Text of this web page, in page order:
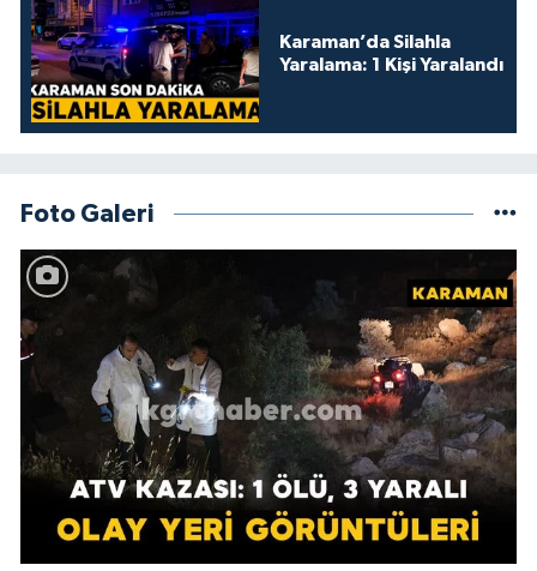
Karaman’da Silahla
Yaralama: 1 Kişi Yaralandı
Foto Galeri